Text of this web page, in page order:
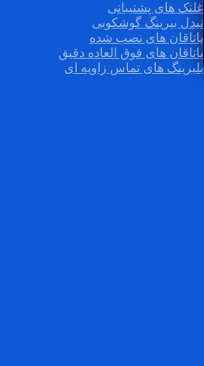
غلتک های پشتیبانی
نیدل بیرینگ گوشکوبی
یاتاقان های نصب شده
یاتاقان های فوق العاده دقیق
بلبرینگ های تماس زاویه ای